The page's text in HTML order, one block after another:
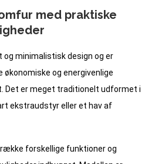
med praktiske
og minimalistisk design og er
og energivenlige
Det er meget traditionelt udformet i
ekstraudstyr eller et hav af
forskellige funktioner og